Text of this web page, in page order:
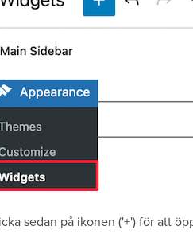
sedan på ikonen ('+') för att